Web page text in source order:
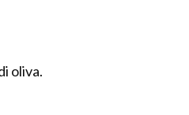
oliva.